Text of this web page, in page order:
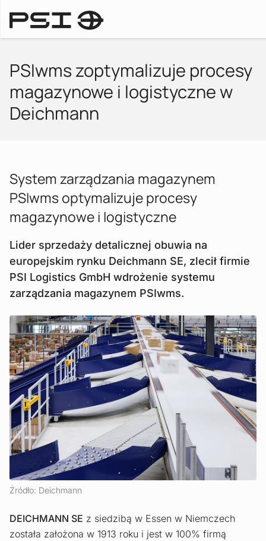
PSIwms zoptymalizuje procesy
magazynowe i logistyczne w
Deichmann
System zarządzania magazynem
PSIwms optymalizuje procesy
magazynowe i logistyczne
Lider sprzedaży detalicznej obuwia na
europejskim rynku Deichmann SE, zlecił firmie
PSI Logistics GmbH wdrożenie systemu
zarządzania magazynem PSIwms.
Źródło: Deichmann
DEICHMANN SE z siedzibą w Essen w Niemczech
została założona w 1913 roku i jest w 100% firmą